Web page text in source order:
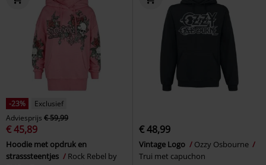
-23%
Exclusief
Adviesprijs € 59,99
€ 45,89
Hoodie met opdruk en
strasssteentjes
Rock Rebel by
€ 48,99
Vintage Logo
Ozzy Osbourne
Trui met capuchon